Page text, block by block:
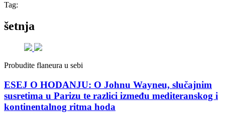
Tag:
šetnja
Probudite flaneura u sebi
ESEJ O HODANJU: O Johnu Wayneu, slučajnim
susretima u Parizu te razlici između mediteranskog i
kontinentalnog ritma hoda